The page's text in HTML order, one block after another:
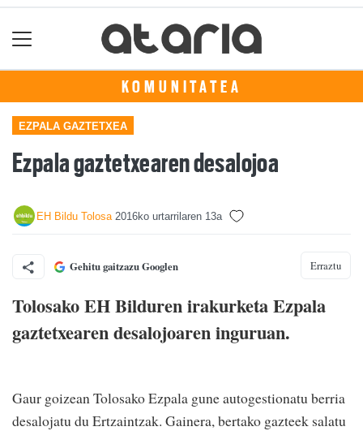
KOMUNITATEA
EZPALA GAZTETXEA
Ezpala gaztetxearen desalojoa
EH Bildu Tolosa 2016ko urtarrilaren 13a
Gehitu gaitzazu Googlen Erraztu
Tolosako EH Bilduren irakurketa Ezpala
gaztetxearen desalojoaren inguruan.
Gaur goizean Tolosako Ezpala gune autogestionatu berria
desalojatu du Ertzaintzak. Gainera, bertako gazteek salatu